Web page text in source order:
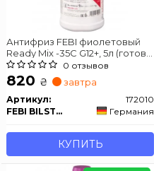
Антифриз FEBI фиолетовый
Ready Mix -35C G12+, 5л (готов к
использованию)0 отзывов
820 ₴ завтра
Артикул:
172010
FEBI BILSTEIN
Германия
КУПИТЬ